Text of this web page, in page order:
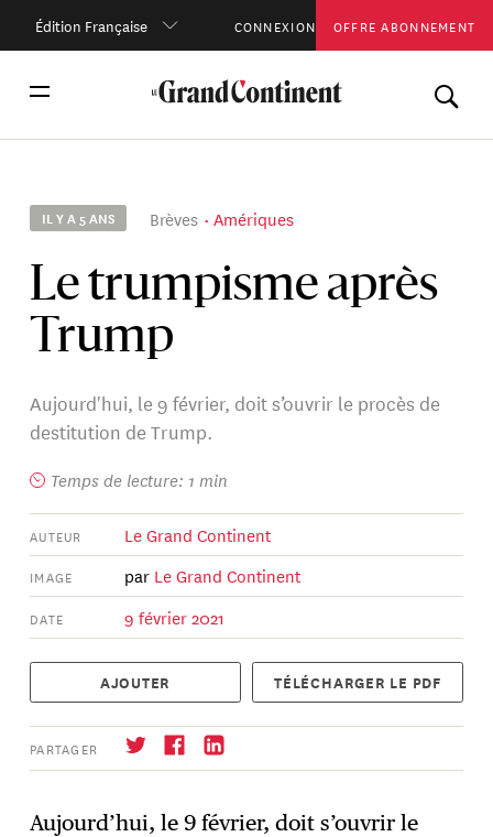
Édition Française CONNEXION OFFRE ABONNEMENT
IL Y A 5 ANS Brèves Amériques
Le trumpisme après
Trump
Aujourd'hui, le 9 février, doit s’ouvrir le procès de
destitution de Trump.
Temps de lecture: 1 min
AUTEUR Le Grand Continent
IMAGE par Le Grand Continent
DATE 9 février 2021
AJOUTER TÉLÉCHARGER LE PDF
PARTAGER
Aujourd’hui, le 9 février, doit s’ouvrir le